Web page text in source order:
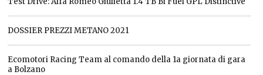
DOSSIER PREZZI METANO 2021
Ecomotori Racing Team al comando della 1a giornata di gara
a Bolzano